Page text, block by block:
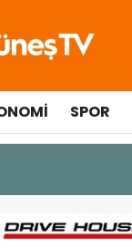
SPOR
kaldırıldı